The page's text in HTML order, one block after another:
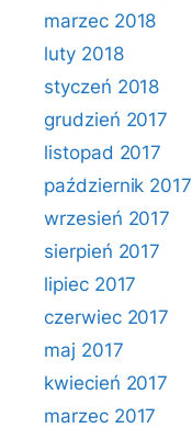
marzec 2018
luty 2018
styczeń 2018
grudzień 2017
listopad 2017
październik 2017
wrzesień 2017
sierpień 2017
lipiec 2017
czerwiec 2017
maj 2017
kwiecień 2017
marzec 2017